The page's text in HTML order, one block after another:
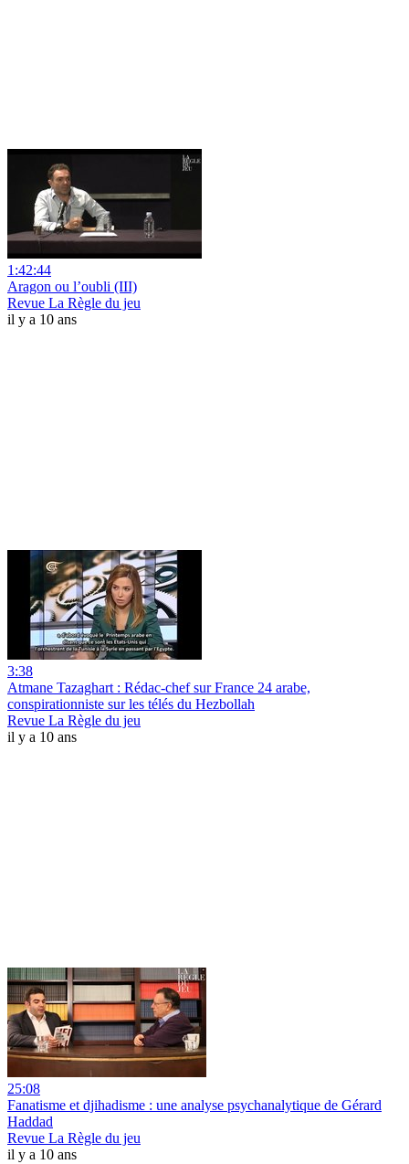
1:42:44
Aragon ou l’oubli (III)
Revue La Règle du jeu
il y a 10 ans
3:38
Atmane Tazaghart : Rédac-chef sur France 24 arabe,
conspirationniste sur les télés du Hezbollah
Revue La Règle du jeu
il y a 10 ans
25:08
Fanatisme et djihadisme : une analyse psychanalytique de Gérard
Haddad
Revue La Règle du jeu
il y a 10 ans